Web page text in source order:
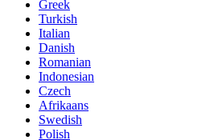
Greek
Turkish
Italian
Danish
Romanian
Indonesian
Czech
Afrikaans
Swedish
Polish